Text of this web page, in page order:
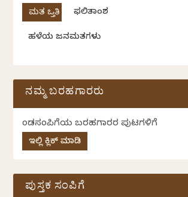
ಫಲಿತಾಂಶ
ಹಳೆಯ ಜನಮತಗಳು
ನಮ್ಮ ಬರಹಗಾರರು
ಕೆಂಡಸಂಪಿಗೆಯ ಬರಹಗಾರರ ಪುಟಗಳಿಗೆ
ಇಲ್ಲಿ ಕ್ಲಿಕ್ ಮಾಡಿ
ಪುಸ್ತಕ ಸಂಪಿಗೆ